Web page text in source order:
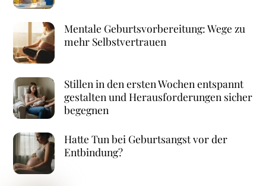
Mentale Geburtsvorbereitung: Wege zu
mehr Selbstvertrauen
Stillen in den ersten Wochen entspannt
gestalten und Herausforderungen sicher
begegnen
Hatte Tun bei Geburtsangst vor der
Entbindung?